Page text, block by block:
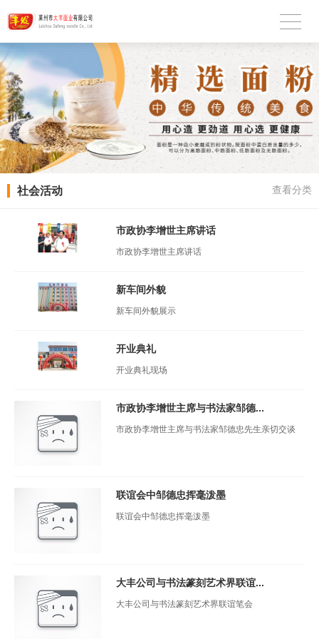
社会活动 查看分类
市政协李增世主席讲话
市政协李增世主席讲话
新车间外貌
新车间外貌展示​
开业典礼
开业典礼现场​
市政协李增世主席与书法家邹德...
市政协李增世主席与书法家邹德忠先生亲切交谈
联谊会中邹德忠挥毫泼墨
联谊会中邹德忠挥毫泼墨
大丰公司与书法篆刻艺术界联谊...
大丰公司与书法篆刻艺术界联谊笔会